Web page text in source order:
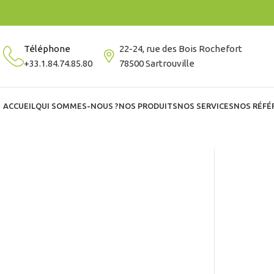
Téléphone
+33.1.84.74.85.80
22-24, rue des Bois Rochefort
78500 Sartrouville
ACCUEIL QUI SOMMES-NOUS ?NOS PRODUITSNOS SERVICESNOS